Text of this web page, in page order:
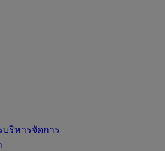
ริหารจัดการ